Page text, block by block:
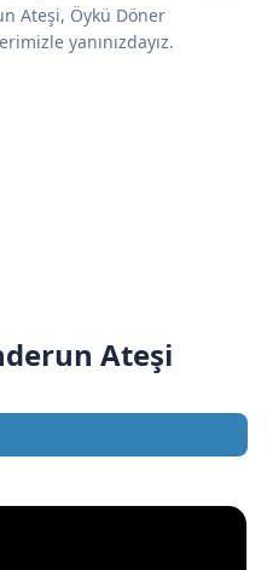
Ateşi, Öykü Döner
yanınızdayız.
Ateşi